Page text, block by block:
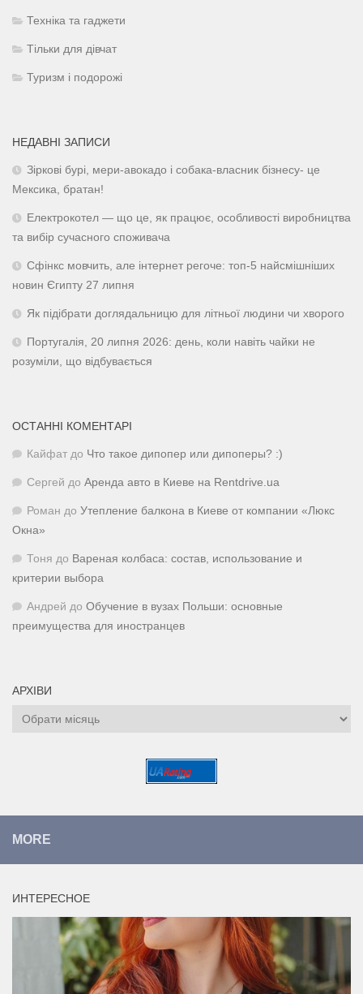
Техніка та гаджети
Тільки для дівчат
Туризм і подорожі
НЕДАВНІ ЗАПИСИ
Зіркові бурі, мери-авокадо і собака-власник бізнесу- це
Мексика, братан!
Електрокотел — що це, як працює, особливості виробництва
та вибір сучасного споживача
Сфінкс мовчить, але інтернет регоче: топ-5 найсмішніших
новин Єгипту 27 липня
Як підібрати доглядальницю для літньої людини чи хворого
Португалія, 20 липня 2026: день, коли навіть чайки не
розуміли, що відбувається
ОСТАННІ КОМЕНТАРІ
Кайфат до Что такое дипопер или дипоперы? :)
Сергей до Аренда авто в Киеве на Rentdrive.ua
Роман до Утепление балкона в Киеве от компании «Люкс
Окна»
Тоня до Вареная колбаса: состав, использование и
критерии выбора
Андрей до Обучение в вузах Польши: основные
преимущества для иностранцев
АРХІВИ
Архіви
MORE
ИНТЕРЕСНОЕ